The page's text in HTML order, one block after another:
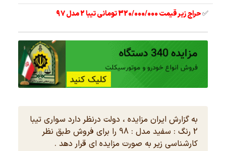
✅حراج زیر قیمت 320/000/000 تومانی تیبا 2 مدل 97
به گزارش ایران مزایده ، دولت درنظر دارد سواری تیبا
2 رنگ : سفید مدل : 98 را برای فروش طبق نظر
کارشناسی زیر به صورت مزایده ای قرار دهد .